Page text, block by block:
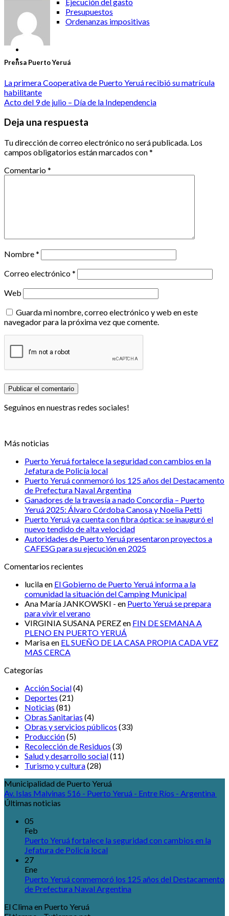
Presupuestos
Ordenanzas impositivas
Prensa Puerto Yeruá
La primera Cooperativa de Puerto Yeruá recibió su matrícula
habilitante
Acto del 9 de julio – Día de la Independencia
Deja una respuesta
Tu dirección de correo electrónico no será publicada. Los
campos obligatorios están marcados con*
Comentario*
Nombre*
Correo electrónico*
Web
Guarda mi nombre, correo electrónico y web en este
navegador para la próxima vez que comente.
Seguinos en nuestras redes sociales!
Más noticias
Puerto Yeruá fortalece la seguridad con cambios en la
Jefatura de Policía local
Puerto Yeruá conmemoró los 125 años del Destacamento
de Prefectura Naval Argentina
Ganadores de la travesía a nado Concordia – Puerto
Yeruá 2025: Álvaro Córdoba Canosa y Noelia Petti
Puerto Yeruá ya cuenta con fibra óptica: se inauguró el
nuevo tendido de alta velocidad
Autoridades de Puerto Yeruá presentaron proyectos a
CAFESG para su ejecución en 2025
Comentarios recientes
lucilaen El Gobierno de Puerto Yeruá informa a la
comunidad la situación del Camping Municipal
Ana María JANKOWSKI - en Puerto Yeruá se prepara
para vivir el verano
VIRGINIA SUSANA PEREZen FIN DE SEMANA A
PLENO EN PUERTO YERUÁ
Marisaen EL SUEÑO DE LA CASA PROPIA CADA VEZ
MAS CERCA
Categorías
Acción Social(4)
Deportes (21)
Noticias (81)
Obras Sanitarias (4)
Obras y servicios públicos (33)
Producción(5)
Recolección de Residuos (3)
Salud y desarrollo social(11)
Turismo y cultura(28)
Municipalidad de Puerto Yeruá
Av. Islas Malvinas 516 - Puerto Yeruá - Entre Ríos - Argentina
Últimas noticias
05
Feb
Puerto Yeruá fortalece la seguridad con cambios en la
Jefatura de Policía local
27
Ene
Puerto Yeruá conmemoró los 125 años del Destacamento
de Prefectura Naval Argentina
El Clima en Puerto Yeruá